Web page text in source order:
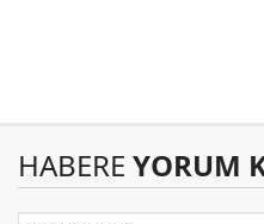
HABERE YORUM